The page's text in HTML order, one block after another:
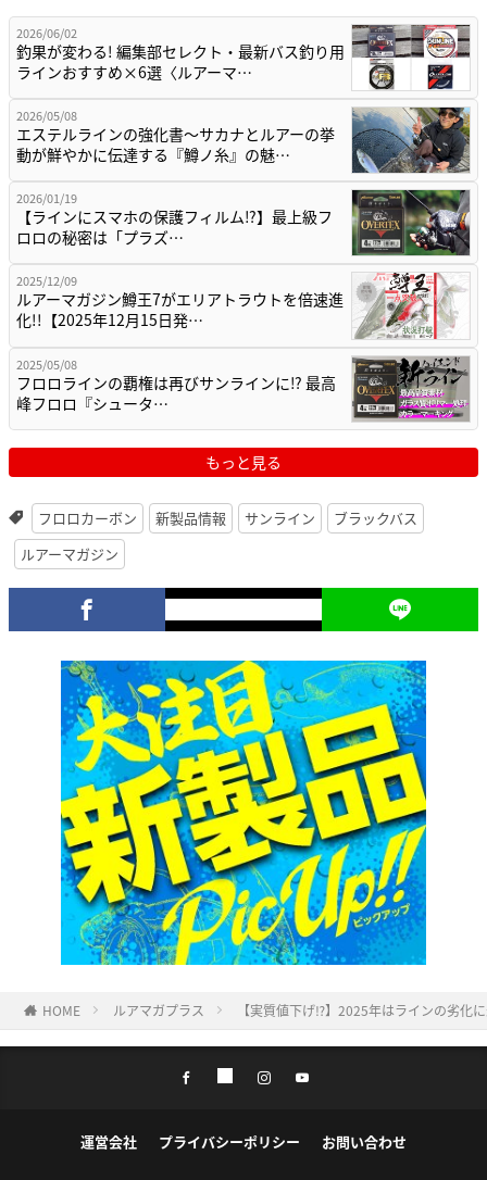
2026/06/02
釣果が変わる! 編集部セレクト・最新バス釣り用
ラインおすすめ×6選〈ルアーマ…
2026/05/08
エステルラインの強化書～サカナとルアーの挙
動が鮮やかに伝達する『鱒ノ糸』の魅…
2026/01/19
【ラインにスマホの保護フィルム⁉】最上級フ
ロロの秘密は「プラズ…
2025/12/09
ルアーマガジン鱒王7がエリアトラウトを倍速進
化!!【2025年12月15日発…
2025/05/08
フロロラインの覇権は再びサンラインに⁉ 最高
峰フロロ『シュータ…
もっと見る
フロロカーボン 新製品情報 サンライン
ブラックバス
ルアーマガジン
HOME ルアマガプラス 【実質値下げ⁉】2025年はラインの劣化
運営会社 プライバシーポリシー お問い合わせ